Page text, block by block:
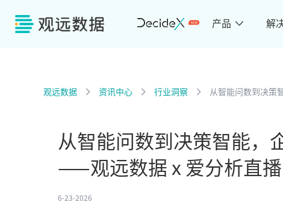
产品 解
观远数据 资讯中心 行业洞察 从智能问数到决策
从智能问数到决策智能，
——观远数据 x 爱分析直
6-23-2026